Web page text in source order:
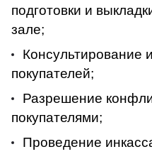
подготовки и
зале;
Консультирование
покупателей;
Разрешение
покупателями;
Проведение